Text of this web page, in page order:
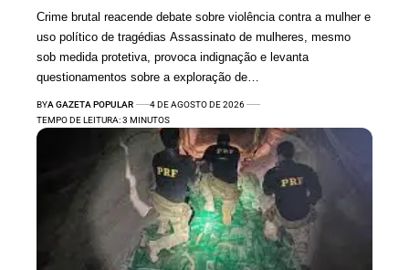
Crime brutal reacende debate sobre violência contra a mulher e
uso político de tragédias Assassinato de mulheres, mesmo
sob medida protetiva, provoca indignação e levanta
questionamentos sobre a exploração de…
BYA GAZETA POPULAR
4 DE AGOSTO DE 2026
TEMPO DE LEITURA: 3 MINUTOS